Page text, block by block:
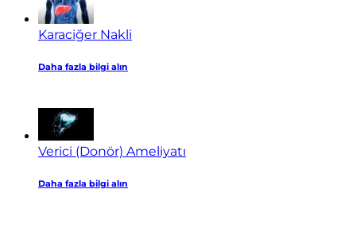
Karaciğer Nakli
Daha fazla bilgi alın
Verici (Donör) Ameliyatı
Daha fazla bilgi alın